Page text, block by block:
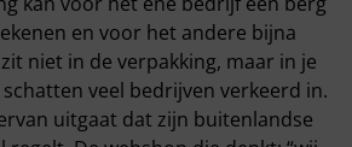
en voor het andere bijna
niet in de verpakking, maar in je
veel bedrijven verkeerd in.
uitgaat dat zijn buitenlandse